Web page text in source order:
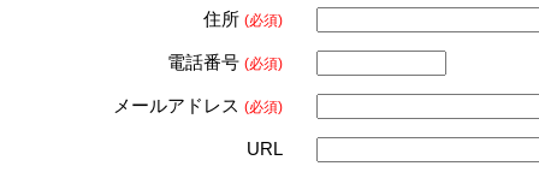
住所 (必須)
電話番号 (必須)
メールアドレス (必須)
URL